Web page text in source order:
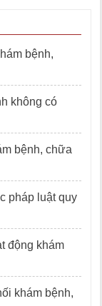
bệnh,
không có
bệnh, chữa
pháp luật quy
động khám
khám bệnh,